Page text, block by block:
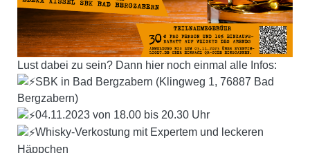
Lust dabei zu sein? Dann hier noch einmal alle Infos:
SBK in Bad Bergzabern (Klingweg 1, 76887 Bad
Bergzabern)
04.11.2023 von 18.00 bis 20.30 Uhr
Whisky-Verkostung mit Expertem und leckeren
Häppchen